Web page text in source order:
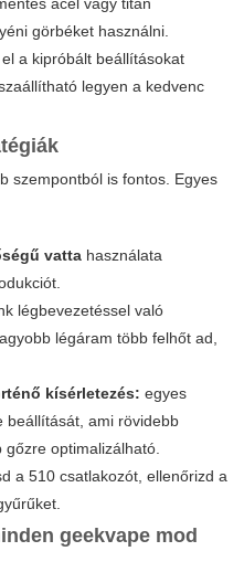
görbéket használni.
a kipróbált beállításokat
legyen a kedvenc
szempontból is fontos. Egyes
vatta használata
légbevezetéssel való
légáram több felhőt ad,
kísérletezés: egyes
beállítását, ami rövidebb
optimalizálható.
a 510 csatlakozót, ellenőrizd a
geekvape mod